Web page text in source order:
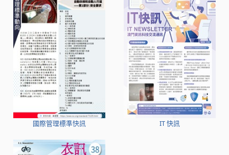
國際管理標準快訊 IT 快訊